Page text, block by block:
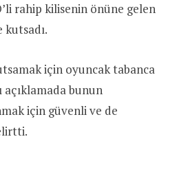
rahip kilisenin önüne gelen
kutsadı.
için oyuncak tabanca
açıklamada bunun
için güvenli ve de